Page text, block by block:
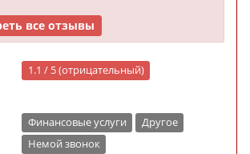
все отзывы
1.1 / 5 (отрицательный)
Финансовые услуги
Другое
Немой звонок